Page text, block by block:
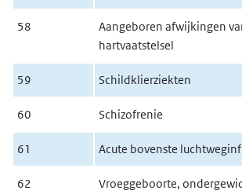
58
Aangeboren afwijkingen
hartvaatstelsel
59 Schildklierziekten
60 Schizofrenie
61 Acute bovenste
62
Vroeggeboorte,